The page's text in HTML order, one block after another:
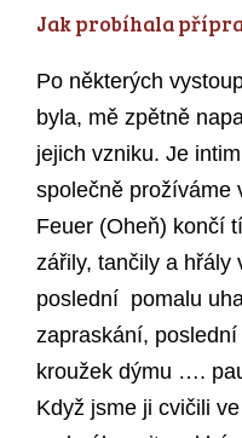
Jak probíhala
Po některých
byla, mě zpětně
jejich vzniku. Je
společně prožíváme
Feuer (Oheň) končí
zářily, tančily a hřály
poslední pomalu
zapraskání,
kroužek dýmu ….
Když jsme ji cvičili